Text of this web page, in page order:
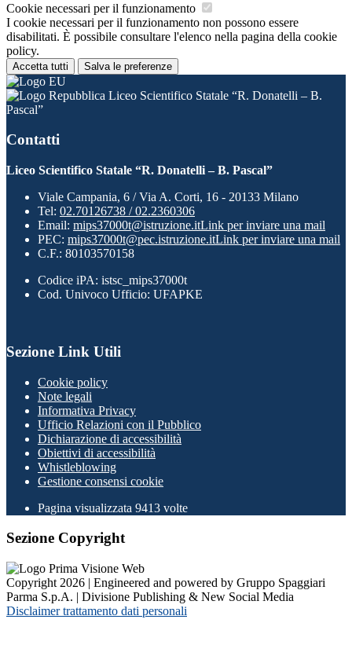
Cookie necessari per il funzionamento
I cookie necessari per il funzionamento non possono essere
disabilitati. È possibile consultare l'elenco nella pagina della cookie
policy.
Accetta tutti Salva le preferenze
Liceo Scientifico Statale “R. Donatelli – B.
Pascal”
Contatti
Liceo Scientifico Statale “R. Donatelli – B. Pascal”
Viale Campania, 6 / Via A. Corti, 16 - 20133 Milano
Tel: 02.70126738 / 02.2360306
Email: mips37000t@istruzione.itLink per inviare una mail
PEC: mips37000t@pec.istruzione.itLink per inviare una mail
C.F.: 80103570158
Codice iPA: istsc_mips37000t
Cod. Univoco Ufficio: UFAPKE
Sezione Link Utili
Cookie policy
Note legali
Informativa Privacy
Ufficio Relazioni con il Pubblico
Dichiarazione di accessibilità
Obiettivi di accessibilità
Whistleblowing
Gestione consensi cookie
Pagina visualizzata 9413 volte
Sezione Copyright
Copyright 2026 | Engineered and powered by Gruppo Spaggiari
Parma S.p.A. | Divisione Publishing & New Social Media
Disclaimer trattamento dati personali